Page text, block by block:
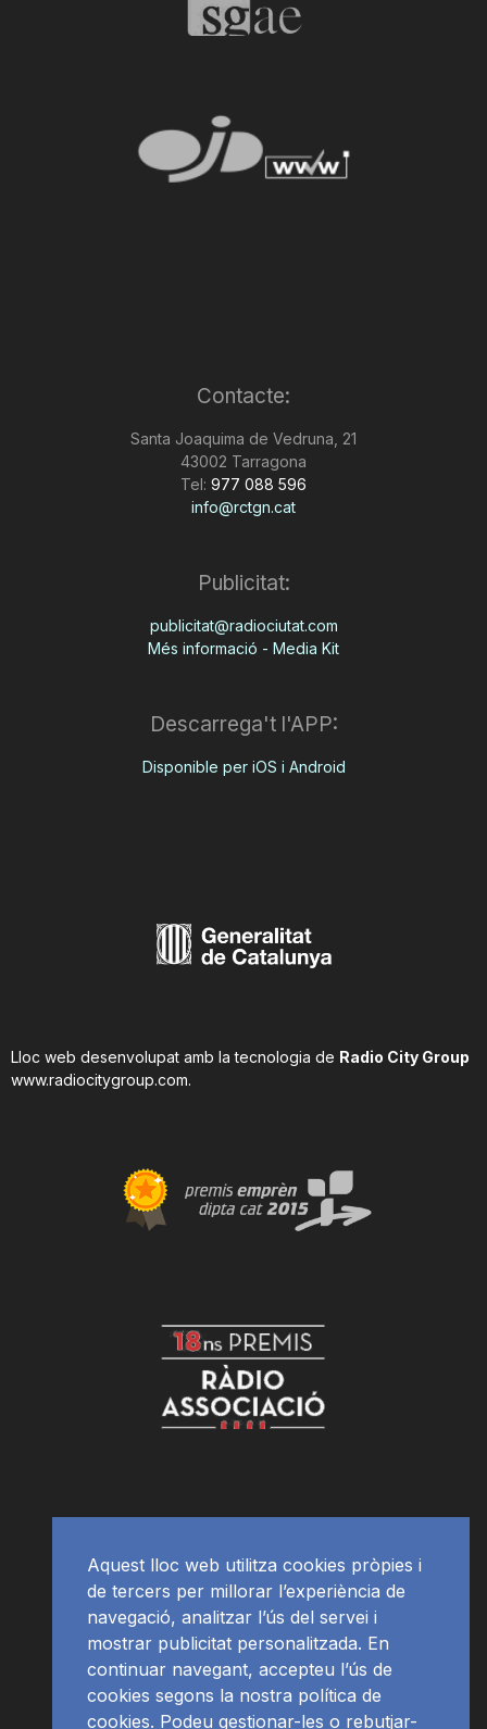
Contacte:
Santa Joaquima de Vedruna, 21
43002 Tarragona
Tel: 977 088 596
info@rctgn.cat
Publicitat:
publicitat@radiociutat.com
Més informació - Media Kit
Descarrega't l'APP:
Disponible per iOS i Android
Lloc web desenvolupat amb la tecnologia de Radio City Group
www.radiocitygroup.com.
Aquest lloc web utilitza cookies pròpies i
de tercers per millorar l’experiència de
navegació, analitzar l’ús del servei i
mostrar publicitat personalitzada. En
continuar navegant, accepteu l’ús de
cookies segons la nostra política de
cookies. Podeu gestionar-les o rebutjar-